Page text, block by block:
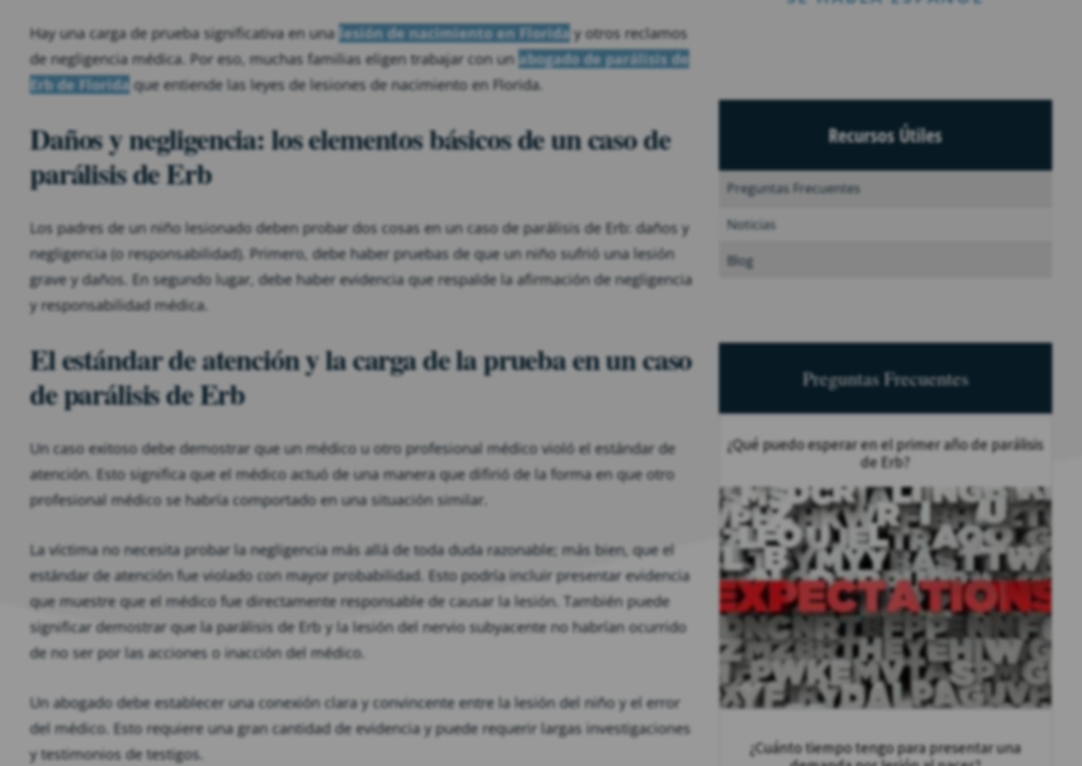
Hay una carga de prueba significativa en una lesión de nacimiento en Florida y otros reclamos
de negligencia médica. Por eso, muchas familias eligen trabajar con un abogado de parálisis de
Erb de Florida que entiende las leyes de lesiones de nacimiento en Florida.
Daños y negligencia: los elementos básicos de un caso de
parálisis de Erb
Los padres de un niño lesionado deben probar dos cosas en un caso de parálisis de Erb: daños y
negligencia (o responsabilidad). Primero, debe haber pruebas de que un niño sufrió una lesión
grave y daños. En segundo lugar, debe haber evidencia que respalde la afirmación de negligencia
y responsabilidad médica.
El estándar de atención y la carga de la prueba en un caso
de parálisis de Erb
Un caso exitoso debe demostrar que un médico u otro profesional médico violó el estándar de
atención. Esto significa que el médico actuó de una manera que difirió de la forma en que otro
profesional médico se habría comportado en una situación similar.
La víctima no necesita probar la negligencia más allá de toda duda razonable; más bien, que el
estándar de atención fue violado con mayor probabilidad. Esto podría incluir presentar evidencia
que muestre que el médico fue directamente responsable de causar la lesión. También puede
significar demostrar que la parálisis de Erb y la lesión del nervio subyacente no habrían ocurrido
de no ser por las acciones o inacción del médico.
Un abogado debe establecer una conexión clara y convincente entre la lesión del niño y el error
del médico. Esto requiere una gran cantidad de evidencia y puede requerir largas investigaciones
y testimonios de testigos.
Recursos Útiles
Preguntas Frecuentes
Noticias
Blog
Preguntas Frecuentes
¿Qué puedo esperar en el primer año de parálisis
de Erb?
¿Cuánto tiempo tengo para presentar una